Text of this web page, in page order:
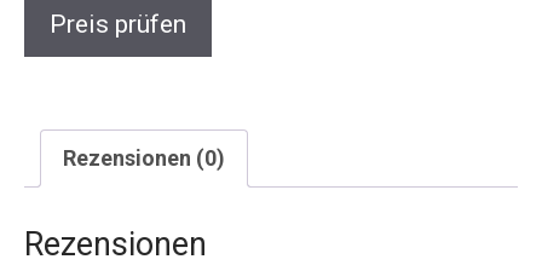
Preis prüfen
Rezensionen (0)
Rezensionen